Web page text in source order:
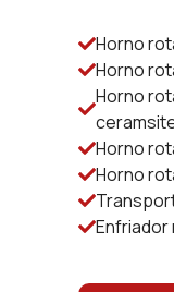
Horno
Horno
Horno
Horno
Horno